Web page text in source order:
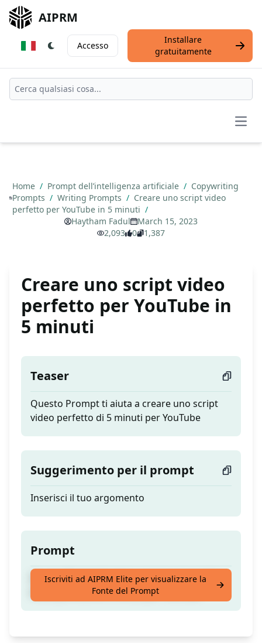
AIPRM
Accesso
Installare
gratuitamente
Home / Prompt dell’intelligenza artificiale / Copywriting
Prompts / Writing Prompts / Creare uno script video
perfetto per YouTube in 5 minuti /
Haytham Fadul
March 15, 2023
2,093
0 1,387
Creare uno script video
perfetto per YouTube in
5 minuti
Teaser
Questo Prompt ti aiuta a creare uno script
video perfetto di 5 minuti per YouTube
Suggerimento per il prompt
Inserisci il tuo argomento
Prompt
Questo Prompt ti aiuta a creare uno script
video perfetto di 5 minuti per YouTube
Iscriviti ad AIPRM Elite per visualizzare la
Fonte del Prompt